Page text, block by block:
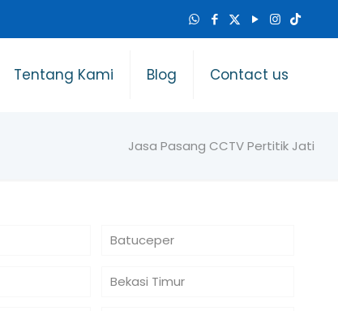
Tentang Kami Blog Contact us
Jasa Pasang CCTV Pertitik Jati
Batuceper
Bekasi Timur